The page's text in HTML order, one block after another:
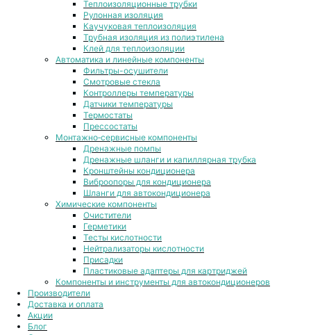
Теплоизоляционные трубки
Рулонная изоляция
Каучуковая теплоизоляция
Трубная изоляция из полиэтилена
Клей для теплоизоляции
Автоматика и линейные компоненты
Фильтры-осушители
Смотровые стекла
Контроллеры температуры
Датчики температуры
Термостаты
Прессостаты
Монтажно‑сервисные компоненты
Дренажные помпы
Дренажные шланги и капиллярная трубка
Кронштейны кондиционера
Виброопоры для кондиционера
Шланги для автокондиционера
Химические компоненты
Очистители
Герметики
Тесты кислотности
Нейтрализаторы кислотности
Присадки
Пластиковые адаптеры для картриджей
Компоненты и инструменты для автокондиционеров
Производители
Доставка и оплата
Акции
Блог